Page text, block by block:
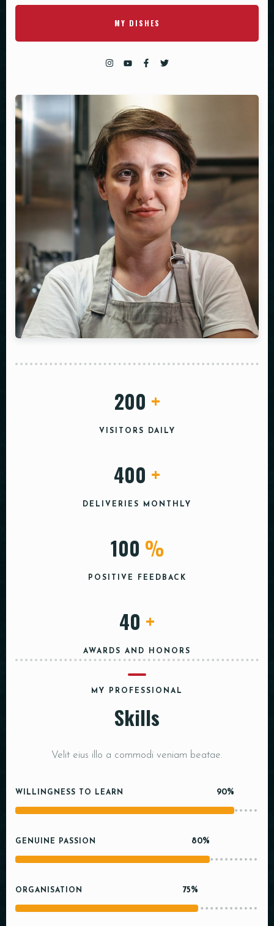
MY DISHES
200 +
VISITORS DAILY
400 +
DELIVERIES MONTHLY
100 %
POSITIVE FEEDBACK
40 +
AWARDS AND HONORS
MY PROFESSIONAL
Skills
Velit eius illo a commodi veniam beatae.
WILLINGNESS TO LEARN 90%
GENUINE PASSION 80%
ORGANISATION 75%